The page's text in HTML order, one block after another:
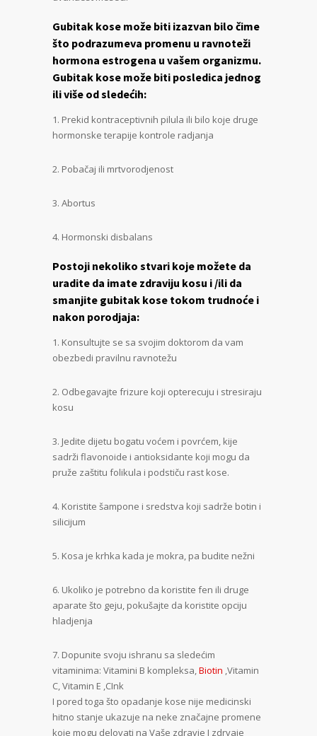
Gubitak kose može biti izazvan bilo čime
što podrazumeva promenu u ravnoteži
hormona estrogena u vašem organizmu.
Gubitak kose može biti posledica jednog
ili više od sledećih:
1. Prekid kontraceptivnih pilula ili bilo koje druge
hormonske terapije kontrole radjanja
2. Pobačaj ili mrtvorodjenost
3. Abortus
4. Hormonski disbalans
Postoji nekoliko stvari koje možete da
uradite da imate zdraviju kosu i /ili da
smanjite gubitak kose tokom trudnoće i
nakon porodjaja:
1. Konsultujte se sa svojim doktorom da vam
obezbedi pravilnu ravnotežu
2. Odbegavajte frizure koji opterecuju i stresiraju
kosu
3. Jedite dijetu bogatu voćem i povrćem, kije
sadrži flavonoide i antioksidante koji mogu da
pruže zaštitu folikula i podstiču rast kose.
4. Koristite šampone i sredstva koji sadrže botin i
silicijum
5. Kosa je krhka kada je mokra, pa budite nežni
6. Ukoliko je potrebno da koristite fen ili druge
aparate što geju, pokušajte da koristite opciju
hladjenja
7. Dopunite svoju ishranu sa sledećim
vitaminima: Vitamini B kompleksa,Biotin ,Vitamin
C, Vitamin E ,CInk
I pored toga što opadanje kose nije medicinski
hitno stanje ukazuje na neke značajne promene
koje mogu delovati na Vaše zdravje I zdrvaje